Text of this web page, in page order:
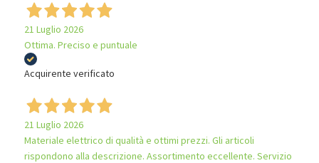
21 Luglio 2026
Ottima. Preciso e puntuale
Acquirente verificato
21 Luglio 2026
Materiale elettrico di qualità e ottimi prezzi. Gli articoli
rispondono alla descrizione. Assortimento eccellente. Servizio